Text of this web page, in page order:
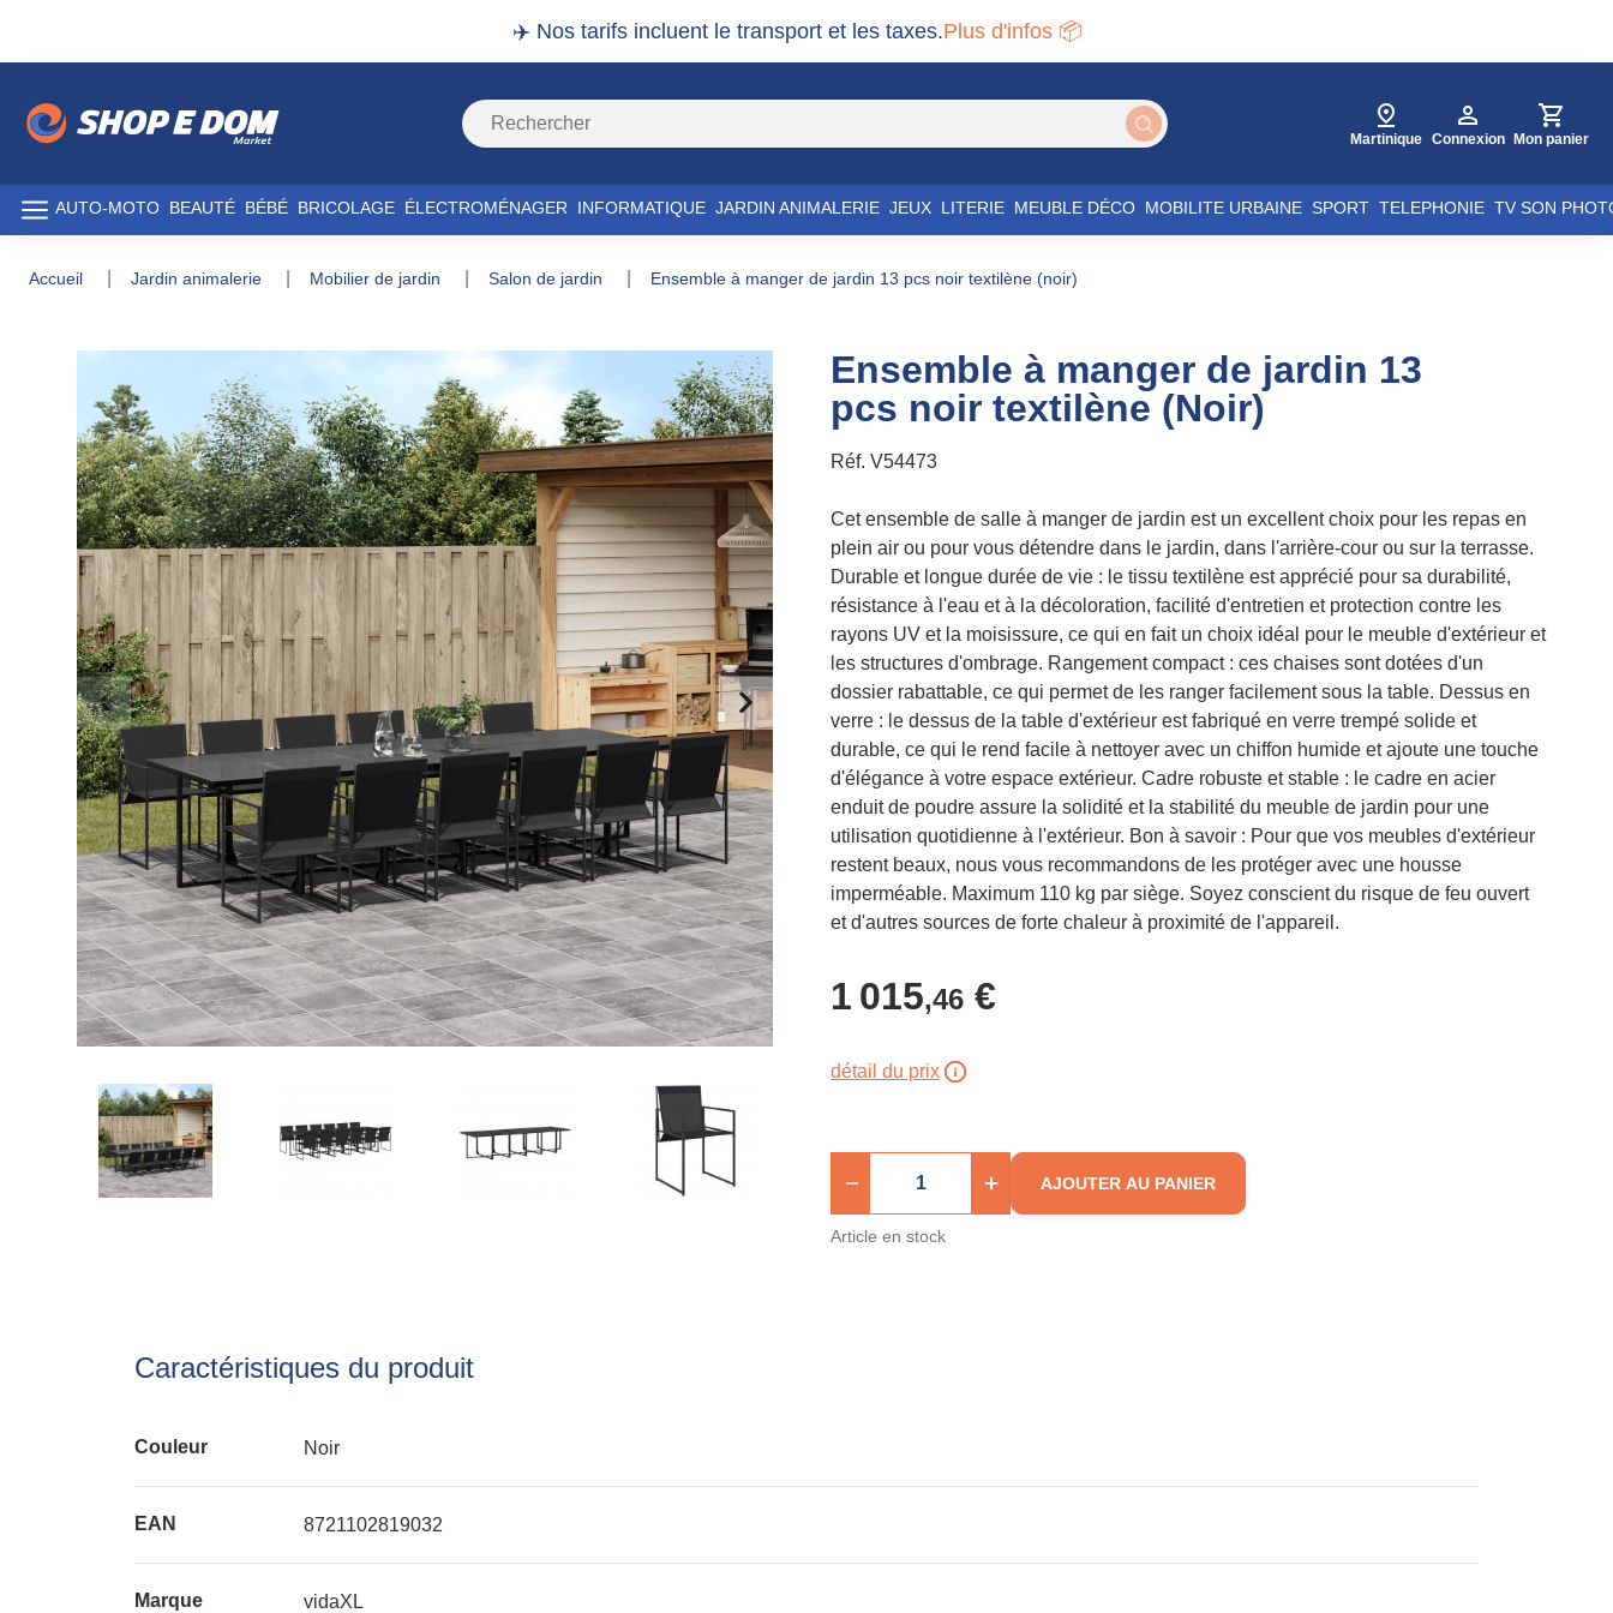
✈️ Nos tarifs incluent le transport et les taxes.Plus d'infos 📦
Martinique Connexion Mon panier
AUTO-MOTO BEAUTÉ BÉBÉ BRICOLAGE ÉLECTROMÉNAGER INFORMATIQUE JARDIN ANIMALERIE JEUX LITERIE MEUBLE DÉCO MOBILITE URBAINE SPORT TELEPHONIE TV SON
accueil jardin animalerie mobilier de jardin salon de jardin ensemble à manger de jardin 13 pcs noir textilène (noir)
Ensemble à manger de jardin 13
pcs noir textilène (Noir)
Réf. V54473
Cet ensemble de salle à manger de jardin est un excellent choix pour les repas en
plein air ou pour vous détendre dans le jardin, dans l'arrière-cour ou sur la terrasse.
Durable et longue durée de vie : le tissu textilène est apprécié pour sa durabilité,
résistance à l'eau et à la décoloration, facilité d'entretien et protection contre les
rayons UV et la moisissure, ce qui en fait un choix idéal pour le meuble d'extérieur et
les structures d'ombrage. Rangement compact : ces chaises sont dotées d'un
dossier rabattable, ce qui permet de les ranger facilement sous la table. Dessus en
verre : le dessus de la table d'extérieur est fabriqué en verre trempé solide et
durable, ce qui le rend facile à nettoyer avec un chiffon humide et ajoute une touche
d'élégance à votre espace extérieur. Cadre robuste et stable : le cadre en acier
enduit de poudre assure la solidité et la stabilité du meuble de jardin pour une
utilisation quotidienne à l'extérieur. Bon à savoir : Pour que vos meubles d'extérieur
restent beaux, nous vous recommandons de les protéger avec une housse
imperméable. Maximum 110 kg par siège. Soyez conscient du risque de feu ouvert
et d'autres sources de forte chaleur à proximité de l'appareil.
1 015,46 €
détail du prix
AJOUTER AU PANIER
Article en stock
Caractéristiques du produit
Couleur Noir
EAN 8721102819032
Marque vidaXL